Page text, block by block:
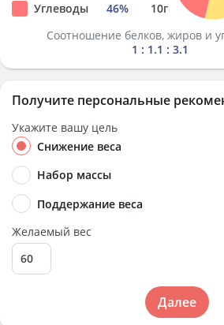
Углеводы
46% 10г
Соотношение белков, жиров и
1 : 1.1 : 3.1
Получите персональные
Укажите вашу цель
Снижение веса
Набор массы
Поддержание веса
Желаемый вес
Далее